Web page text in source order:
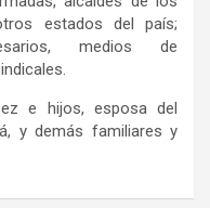
estados del país;
medios de
e hijos, esposa del
y demás familiares y